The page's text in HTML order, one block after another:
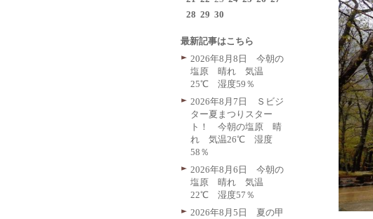
28 29 30
最新記事はこちら
2026年8月8日 今朝の
塩原 晴れ 気温
25℃ 湿度59％
2026年8月7日 Ｓビジ
ター夏まつりスター
ト！ 今朝の塩原 晴
れ 気温26℃ 湿度
58％
2026年8月6日 今朝の
塩原 晴れ 気温
22℃ 湿度57％
2026年8月5日 夏の甲